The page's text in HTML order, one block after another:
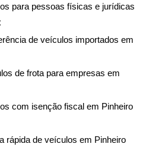
para pessoas físicas e jurídicas
de veículos importados em
de frota para empresas em
com isenção fiscal em Pinheiro
rápida de veículos em Pinheiro